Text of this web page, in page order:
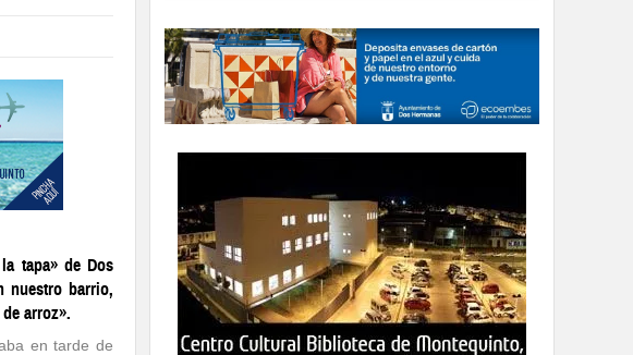
tapa» de Dos
nuestro barrio,
arroz».
en tarde de